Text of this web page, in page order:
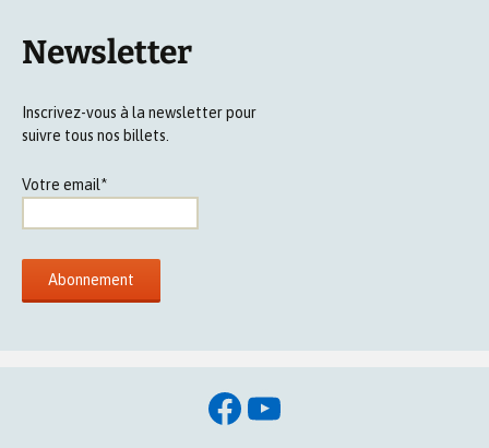
Newsletter
Inscrivez-vous à la newsletter pour
suivre tous nos billets.
Votre email*
Facebook
YouTube